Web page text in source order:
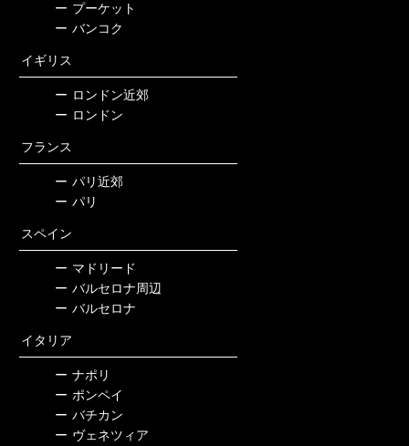
ー プーケット
ー バンコク
イギリス
ー ロンドン近郊
ー ロンドン
フランス
ー パリ近郊
ー パリ
スペイン
ー マドリード
ー バルセロナ周辺
ー バルセロナ
イタリア
ー ナポリ
ー ポンペイ
ー バチカン
ー ヴェネツィア